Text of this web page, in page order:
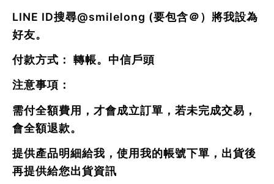
LINE ID搜尋@smilelong (要包含＠）將我設為
好友。
付款方式： 轉帳。中信戶頭
注意事項：
需付全額費用，才會成立訂單，若未完成交易，
會全額退款。
提供產品明細給我，使用我的帳號下單，出貨後
再提供給您出貨資訊